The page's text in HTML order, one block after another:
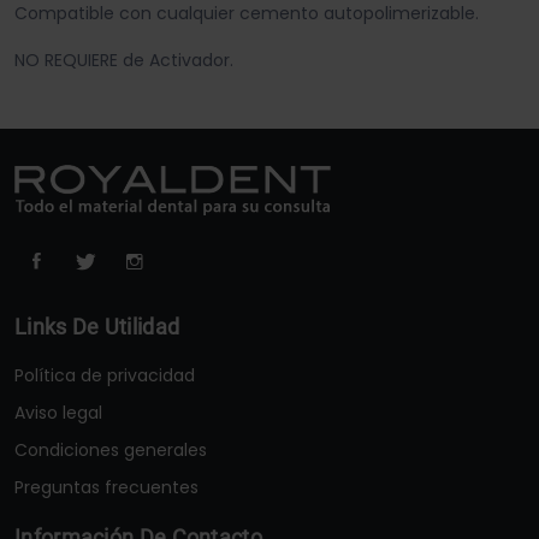
Compatible con cualquier cemento autopolimerizable.
NO REQUIERE de Activador.
Links De Utilidad
Política de privacidad
Aviso legal
Condiciones generales
Preguntas frecuentes